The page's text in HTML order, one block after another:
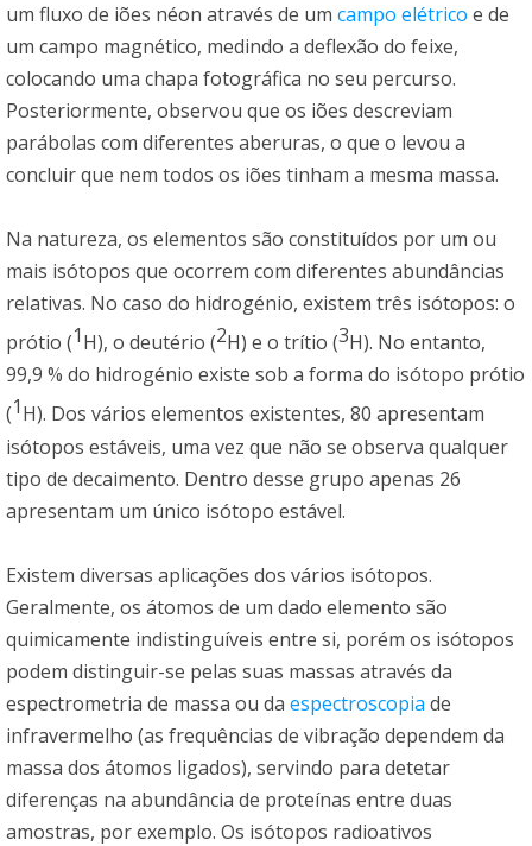
um fluxo de iões néon através de um campo elétrico e de
um campo magnético, medindo a deflexão do feixe,
colocando uma chapa fotográfica no seu percurso.
Posteriormente, observou que os iões descreviam
parábolas com diferentes aberuras, o que o levou a
concluir que nem todos os iões tinham a mesma massa.
Na natureza, os elementos são constituídos por um ou
mais isótopos que ocorrem com diferentes abundâncias
relativas. No caso do hidrogénio, existem três isótopos: o
prótio (1H), o deutério (2H) e o trítio (3H). No entanto,
99,9 % do hidrogénio existe sob a forma do isótopo prótio
(1H). Dos vários elementos existentes, 80 apresentam
isótopos estáveis, uma vez que não se observa qualquer
tipo de decaimento. Dentro desse grupo apenas 26
apresentam um único isótopo estável.
Existem diversas aplicações dos vários isótopos.
Geralmente, os átomos de um dado elemento são
quimicamente indistinguíveis entre si, porém os isótopos
podem distinguir-se pelas suas massas através da
espectrometria de massa ou da espectroscopia de
infravermelho (as frequências de vibração dependem da
massa dos átomos ligados), servindo para detetar
diferenças na abundância de proteínas entre duas
amostras, por exemplo. Os isótopos radioativos